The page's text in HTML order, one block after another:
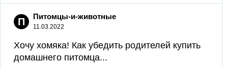
П Питомцы-и-животные
11.03.2022
Хочу хомяка! Как убедить родителей купить
домашнего питомца...